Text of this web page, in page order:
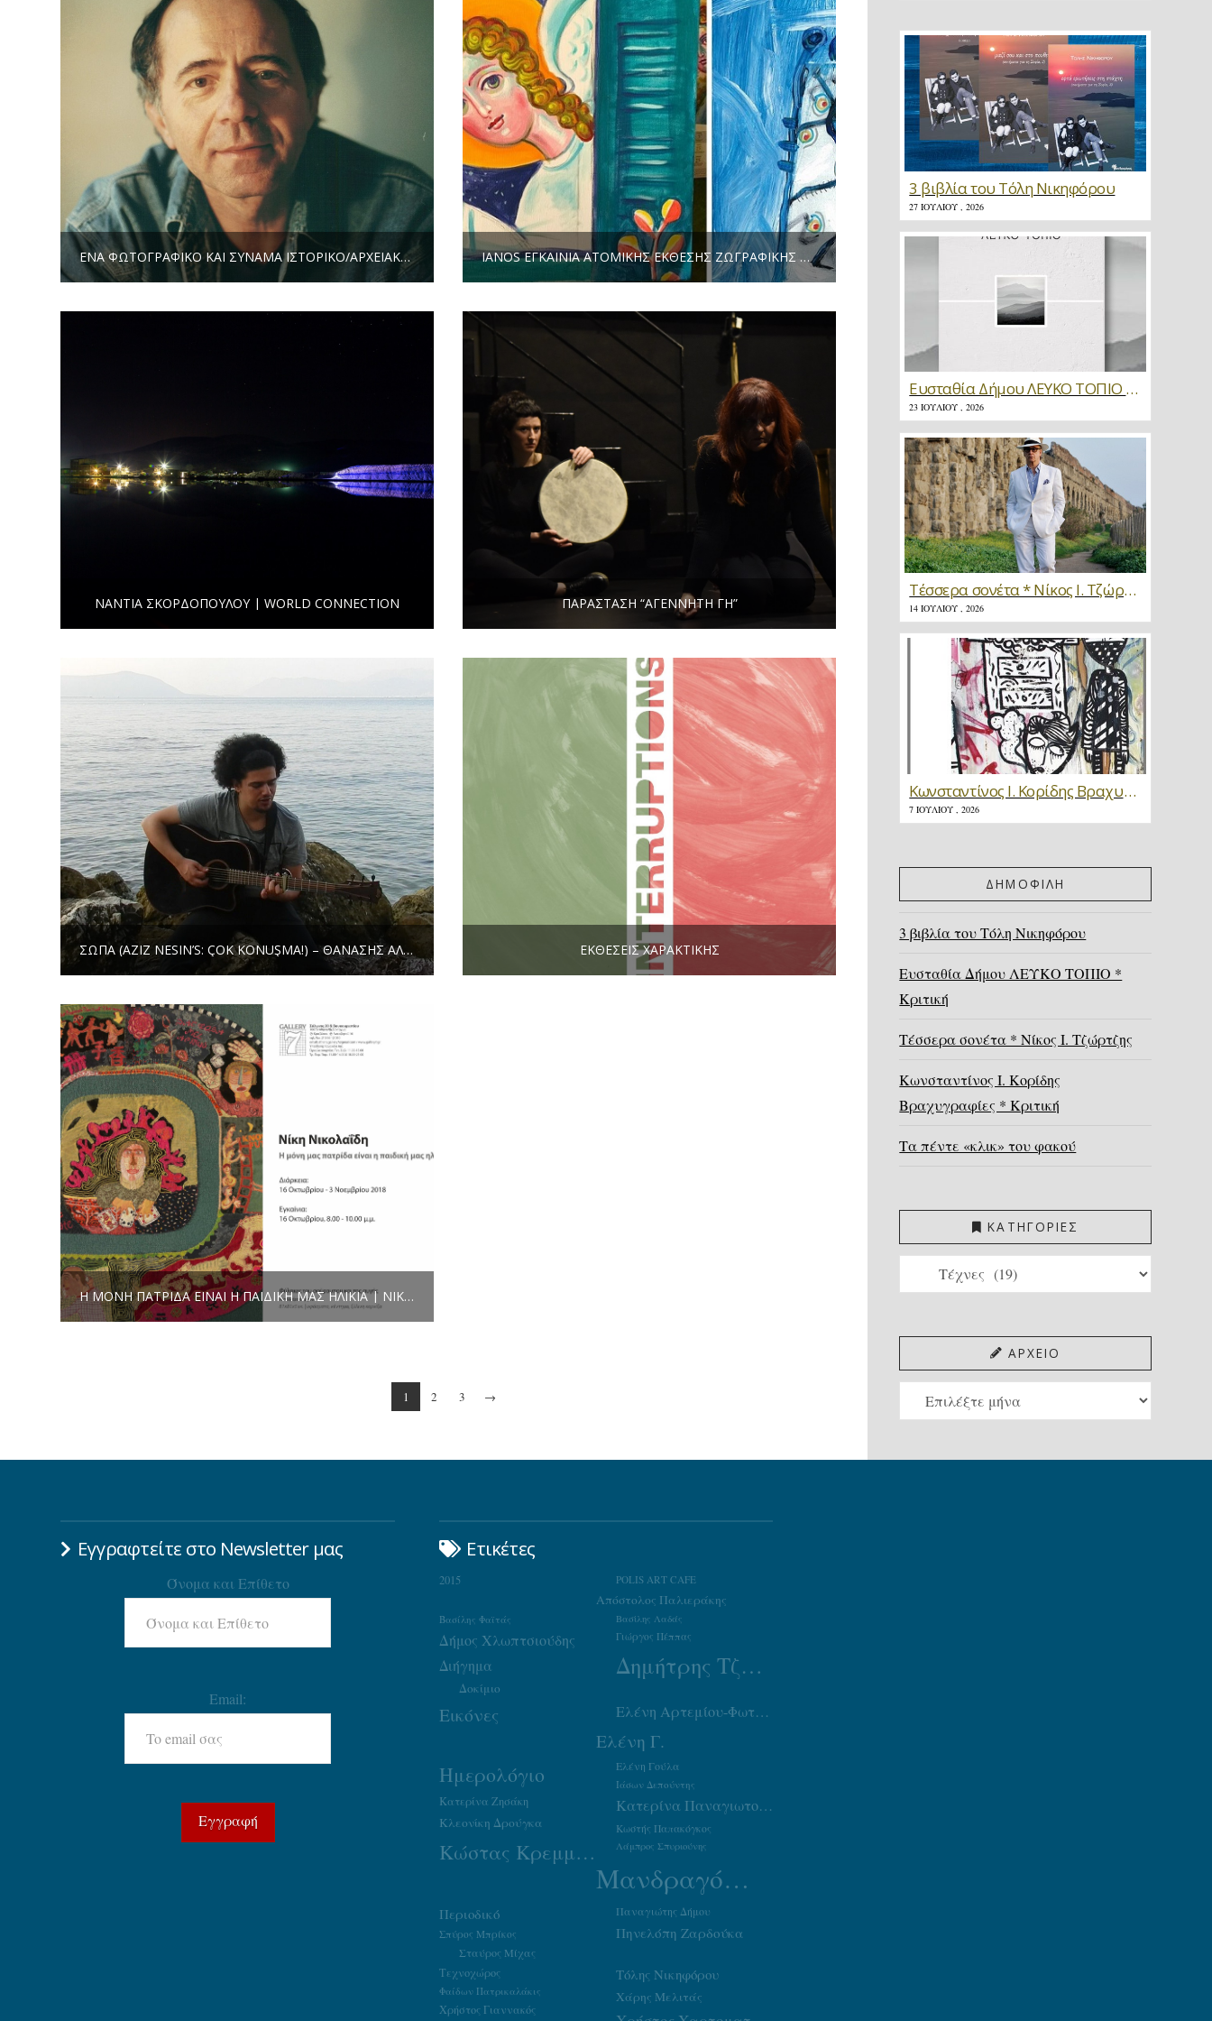
ΈΝΑ ΦΩΤΟΓΡΑΦΙΚΌ ΚΑΙ ΣΥΝΆΜΑ ΙΣΤΟΡΙΚΌ/ΑΡΧΕΙΑΚΌ ΕΝΣΤΑΝΤΑΝΈ ΤΟΥ ΚΩΣΤΉ ΠΑΠΑΚΌΓΚΟΥ [ΑΠΌ ΤΟ ΑΡΧΕΊΟ ΤΟΥ ΠΟΙΗΤΉ] IANOS ΕΓΚΑΙΝΙΑ ΑΤΟΜΙΚΗΣ ΕΚΘΕΣΗΣ ΖΩΓΡΑΦΙΚΗΣ | ΓΙΑΝΝΗΣ ΝΑΖΛΙΔΗΣ, ΑΝΗΛΙΚΗ ΑΡΧΙΤΕΚΤΟΝΙΚΗ ΜΕ ΤΗΝ ΠΡΟΣΤΑΣΙΑ ΤΩΝ «ΕΦΗΒΩΝ ΑΓΓΕΛΩΝ» ΤΟΥ ΠΑΠΑ ΣΤΑΜΑΤΗ ΣΚΛΗΡΗ
ΝΆΝΤΙΑ ΣΚΟΡΔΟΠΟΎΛΟΥ | WORLD CONNECTION ΠΑΡΆΣΤΑΣΗ “ΑΓΈΝΝΗΤΗ ΓΗ”
ΣΏΠΑ (AZIZ NESIN’S: ÇOK KONUŞMA!) – ΘΑΝΆΣΗΣ ΑΛΕΥΡΌΠΟΥΛΟΣ, SOPA – THANASIS ALEVROPOULOS (VIDEO) ΕΚΘΈΣΕΙΣ ΧΑΡΑΚΤΙΚΉΣ
Η ΜΌΝΗ ΠΑΤΡΊΔΑ ΕΙΝΑΙ Η ΠΑΙΔΙΚΉ ΜΑΣ ΗΛΙΚΊΑ | ΝΊΚΗ ΝΙΚΟΛΑΪΔΗ, ΓΚΑΛΕΡΊ 7
1 2 3 →
3 βιβλία του Τόλη Νικηφόρου
27 ΙΟΥΛΊΟΥ , 2026
Ευσταθία Δήμου ΛΕΥΚΟ ΤΟΠΙΟ * Κριτική
23 ΙΟΥΛΊΟΥ , 2026
Τέσσερα σονέτα * Νίκος Ι. Τζώρτζης
14 ΙΟΥΛΊΟΥ , 2026
Κωνσταντίνος Ι. Κορίδης Βραχυγραφίες * Κριτική
7 ΙΟΥΛΊΟΥ , 2026
ΔΗΜΟΦΙΛΗ
3 βιβλία του Τόλη Νικηφόρου
Ευσταθία Δήμου ΛΕΥΚΟ ΤΟΠΙΟ *
Κριτική
Τέσσερα σονέτα * Νίκος Ι. Τζώρτζης
Κωνσταντίνος Ι. Κορίδης
Βραχυγραφίες * Κριτική
Τα πέντε «κλικ» του φακού
ΚΑΤΗΓΟΡΙΕΣ
ΚΑΤΗΓΟΡΙΕΣ
ΑΡΧΕΙΟ
ΑΡΧΕΙΟ
Εγγραφτείτε στο Newsletter μας
Όνομα και Επίθετο
Email:
Ετικέτες
2015 POLIS ART CAFE
Απόστολος Παλιεράκης
Βασίλης Λαδάς
Βασίλης Φαϊτάς
Γιώργος Πέππας
Δήμος Χλωπτσιούδης
Δημήτρης Τζουμάκας
Διήγημα
Δοκίμιο
Εικόνες Ελένη Αρτεμίου-Φωτιάδου
Ελένη Γ.
Ελένη Γούλα
Ημερολόγιο Ιάσων Δεπούντης
Κατερίνα Ζησάκη Κατερίνα Παναγιωτοπούλου
Κλεονίκη Δρούγκα Κωστής Παπακόγκος
Κώστας Κρεμμύδας Λάμπρος Σπυριούνης
Μανδραγόρας
Παναγιώτης Δήμου
Περιοδικό
Πηνελόπη Ζαρδούκα
Σπύρος Μπρίκος
Σταύρος Μίχας
Τεχνοχώρος
Τόλης Νικηφόρου
Φαίδων Πατρικαλάκις Χάρης Μελιτάς
Χρήστος Γιαννακός